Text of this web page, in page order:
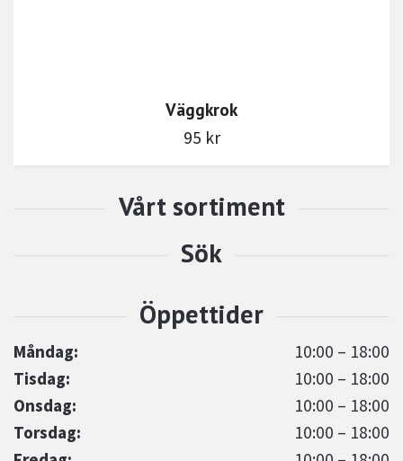
Måndag:
10:00 – 18:00
Tisdag:
10:00 – 18:00
Onsdag:
10:00 – 18:00
Torsdag:
10:00 – 18:00
Väggkrok
95 kr